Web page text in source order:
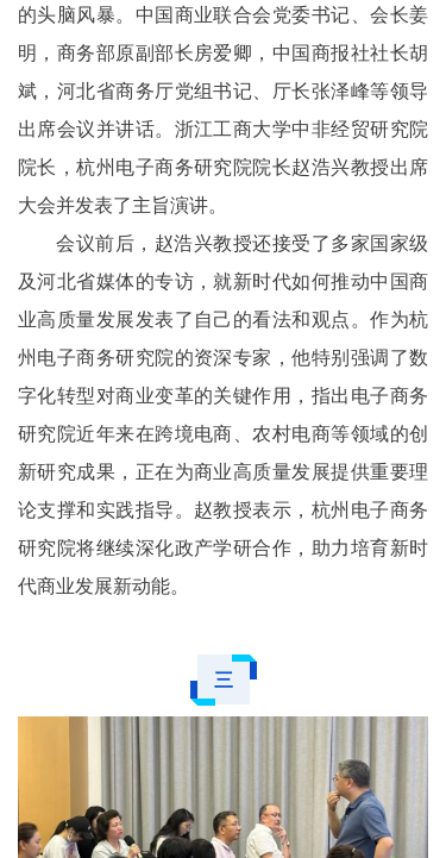
的头脑风暴。中国商业联合会党委书记、会长姜
明，商务部原副部长房爱卿，中国商报社社长胡
斌，河北省商务厅党组书记、厅长张泽峰等领导
出席会议并讲话。浙江工商大学中非经贸研究院
院长，杭州电子商务研究院院长赵浩兴教授出席
大会并发表了主旨演讲。
会议前后，赵浩兴教授还接受了多家国家级
及河北省媒体的专访，就新时代如何推动中国商
业高质量发展发表了自己的看法和观点。作为杭
州电子商务研究院的资深专家，他特别强调了数
字化转型对商业变革的关键作用，指出电子商务
研究院近年来在跨境电商、农村电商等领域的创
新研究成果，正在为商业高质量发展提供重要理
论支撑和实践指导。赵教授表示，杭州电子商务
研究院将继续深化政产学研合作，助力培育新时
代商业发展新动能。
三